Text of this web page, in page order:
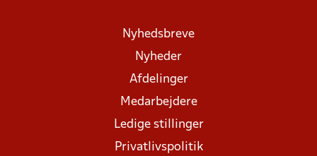
Nyhedsbreve
Nyheder
Afdelinger
Medarbejdere
Ledige stillinger
Privatlivspolitik